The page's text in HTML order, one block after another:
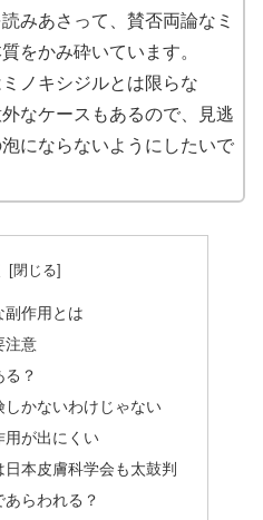
読みあさって、賛否両論なミ
をかみ砕いています。
ノキシジルとは限らな
なケースもあるので、見逃
にならないようにしたいで
副作用とは
注意
？
しかないわけじゃない
用が出にくい
日本皮膚科学会も太鼓判
らわれる？